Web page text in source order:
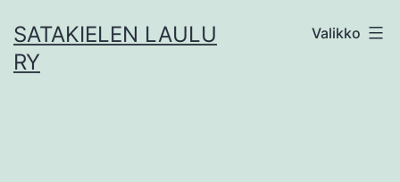
sisältöön
SATAKIELEN LAULU
RY
Valikko